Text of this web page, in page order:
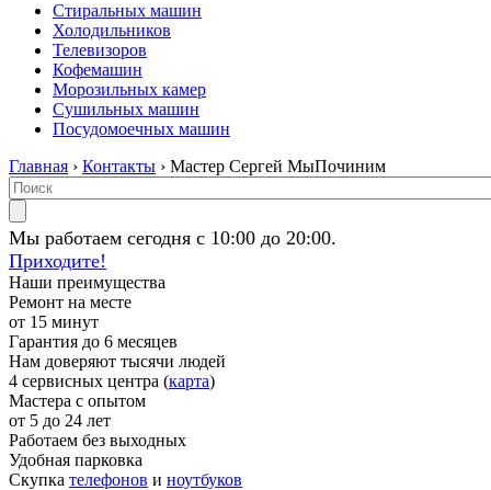
Стиральных машин
Холодильников
Телевизоров
Кофемашин
Морозильных камер
Сушильных машин
Посудомоечных машин
Главная › Контакты › Мастер Сергей МыПочиним
Мы работаем сегодня с 10:00 до 20:00.
Приходите!
Наши преимущества
Ремонт на месте
от 15 минут
Гарантия до 6 месяцев
Нам доверяют тысячи людей
4 сервисных центра (карта)
Мастера с опытом
от 5 до 24 лет
Работаем без выходных
Удобная парковка
Скупка телефонов и ноутбуков